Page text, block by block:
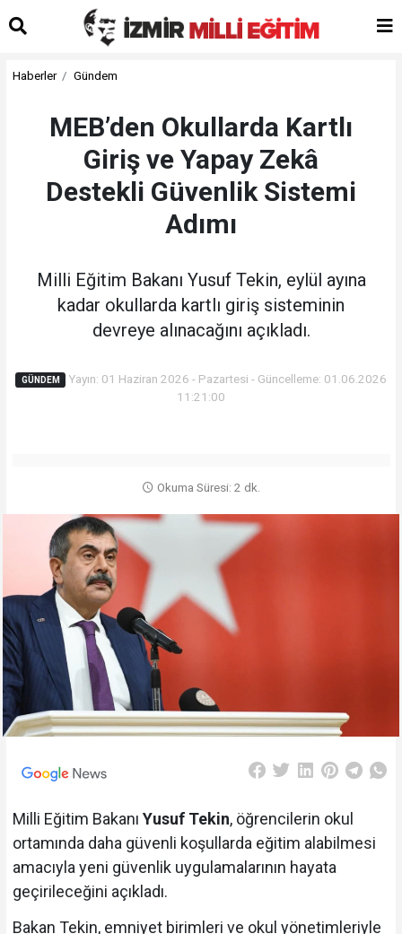
Haberler Gündem
MEB’den Okullarda Kartlı
Giriş ve Yapay Zekâ
Destekli Güvenlik Sistemi
Adımı
Milli Eğitim Bakanı Yusuf Tekin, eylül ayına
kadar okullarda kartlı giriş sisteminin
devreye alınacağını açıkladı.
GÜNDEM
Yayın: 01 Haziran 2026 - Pazartesi - Güncelleme: 01.06.2026
11:21:00
Okuma Süresi: 2 dk.
Milli Eğitim Bakanı Yusuf Tekin, öğrencilerin okul
ortamında daha güvenli koşullarda eğitim alabilmesi
amacıyla yeni güvenlik uygulamalarının hayata
geçirileceğini açıkladı.
Bakan Tekin, emniyet birimleri ve okul yönetimleriyle